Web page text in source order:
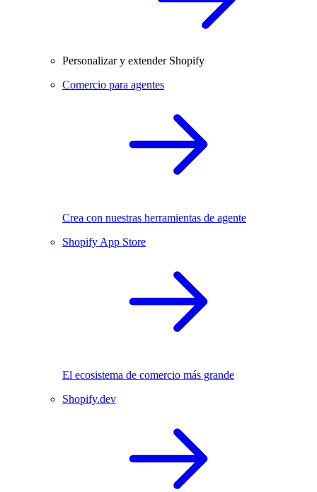
Personalizar y extender Shopify
Comercio para agentes
Crea con nuestras herramientas de agente
Shopify App Store
El ecosistema de comercio más grande
Shopify.dev